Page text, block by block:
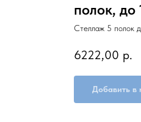
полок, до
Стеллаж 5 полок
6222,00 р.
Добавить в